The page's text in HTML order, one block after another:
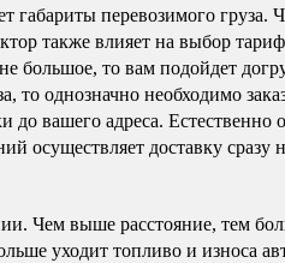
габариты перевозимого груза.
также влияет на выбор
большое, то вам подойдет
то однозначно необходимо
до вашего адреса. Естественно
осуществляет доставку сразу
Чем выше расстояние, тем
уходит топливо и износа